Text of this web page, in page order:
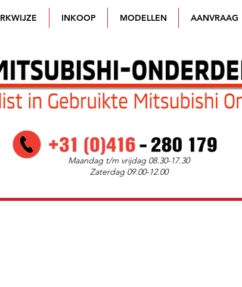
INKOOP MODELLEN AANVRAAG
Maandag t/m vrijdag 08.30-17.30
Zaterdag 09.00-12.00